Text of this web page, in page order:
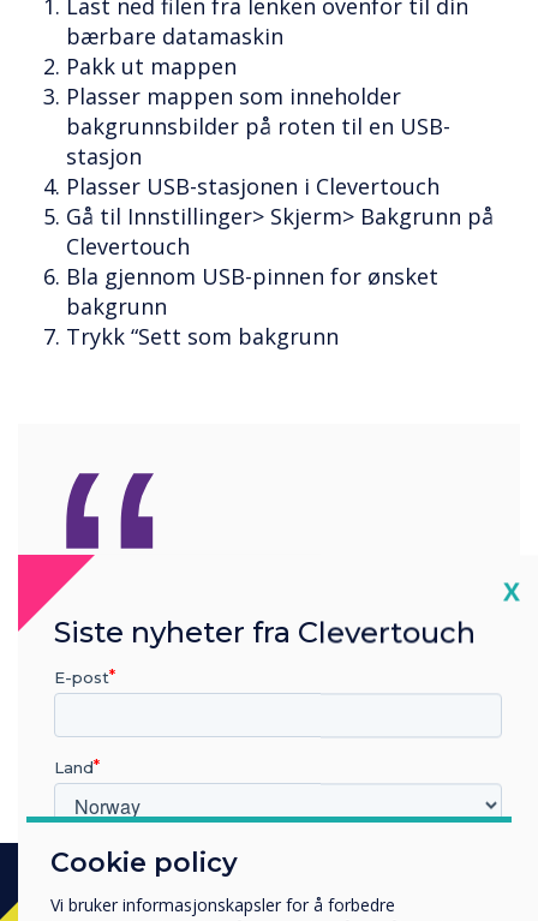
Last ned filen fra lenken ovenfor til din
bærbare datamaskin
Pakk ut mappen
Plasser mappen som inneholder
bakgrunnsbilder på roten til en USB-
stasjon
Plasser USB-stasjonen i Clevertouch
Gå til Innstillinger> Skjerm> Bakgrunn på
Clevertouch
Bla gjennom USB-pinnen for ønsket
bakgrunn
Trykk “Sett som bakgrunn
“
Få litt moro inn i
klasserommet ditt! "
Cookie policy
Vi bruker informasjonskapsler for å forbedre
X
Siste nyheter fra Clevertouch
E-post
Land
Hvilken bransje jobber du i?
Företag